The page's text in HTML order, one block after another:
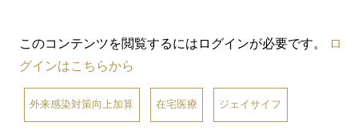
このコンテンツを閲覧するにはログインが必要です。
ロ
グインはこちらから
外来感染対策向上加算 在宅医療 ジェイサイフ